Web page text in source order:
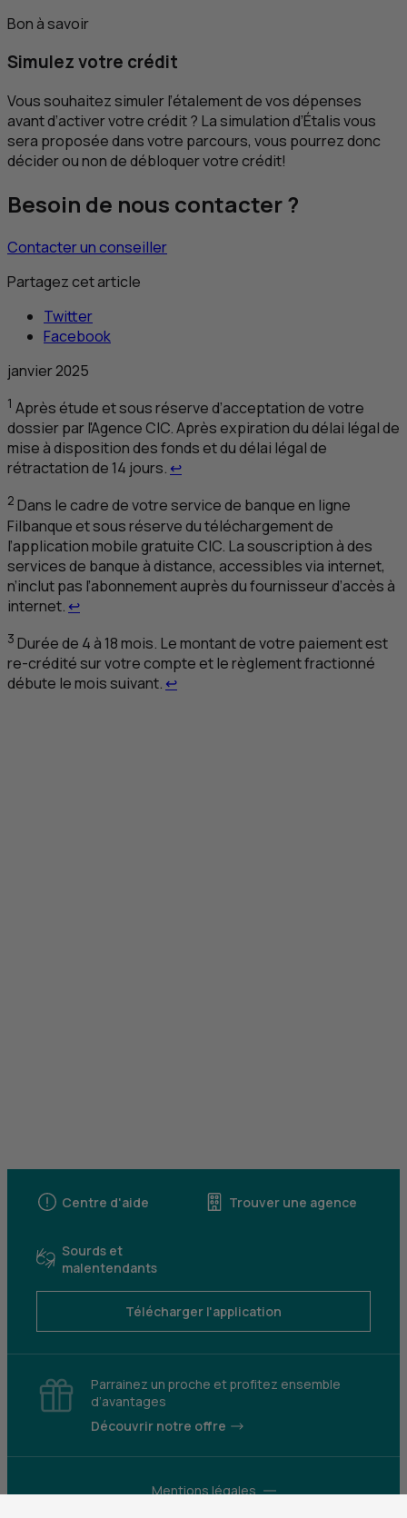
Bon à savoir
Simulez votre crédit
Vous souhaitez simuler l’étalement de vos dépenses
avant d’activer votre crédit ? La simulation d’Étalis vous
sera proposée dans votre parcours, vous pourrez donc
décider ou non de débloquer votre crédit!
Besoin de nous contacter ?
Contacter un conseiller
Partagez cet article
Twitter
Facebook
janvier 2025
1 Après étude et sous réserve d’acceptation de votre
dossier par l'AgenceCIC. Après expiration du délai légal de
mise à disposition des fonds et du délai légal de
rétractation de 14 jours. ↩Retour au renvoi 1
2 Dans le cadre de votre service de banque en ligne
Filbanque et sous réserve du téléchargement de
l’application mobile gratuiteCIC. La souscription à des
services de banque à distance, accessibles via internet,
n’inclut pas l’abonnement auprès du fournisseur d’accès à
internet. ↩Retour au renvoi 2
3 Durée de 4 à 18 mois. Le montant de votre paiement est
re-crédité sur votre compte et le règlement fractionné
débute le mois suivant. ↩Retour au renvoi 3
Centre d'aide Trouver une agence
Sourds et
malentendants
Télécharger l'application
Parrainez un proche et profitez ensemble
d’avantages
Découvrir notre offre
Mentions légales